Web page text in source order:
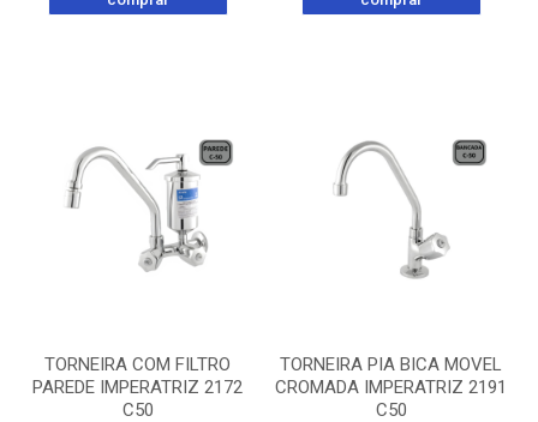
TORNEIRA COM FILTRO
PAREDE IMPERATRIZ 2172
C50
TORNEIRA PIA BICA MOVEL
CROMADA IMPERATRIZ 2191
C50